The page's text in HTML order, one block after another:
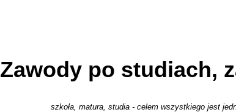
Zawody po studiach,
szkoła, matura, studia - celem wszystkiego jest